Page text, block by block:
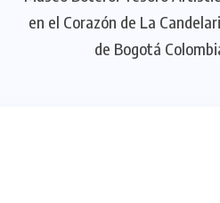
en el Corazón de La
de Bogotá